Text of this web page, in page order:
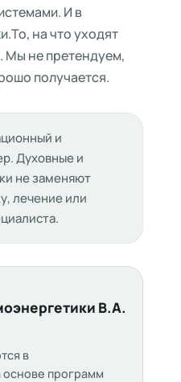
И в
на что уходят
Мы не претендуем,
получается.
и
Духовные и
не заменяют
лечение или
В.А.
в
основе программ